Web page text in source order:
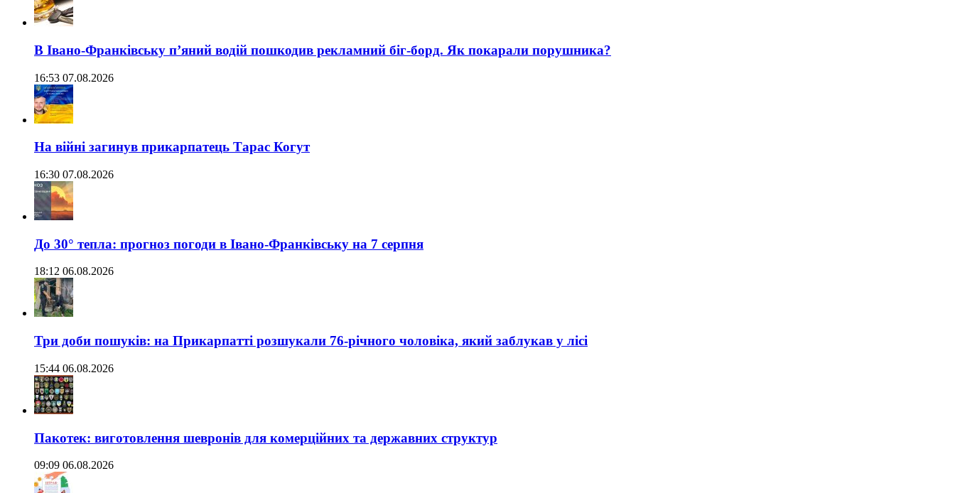
В Івано-Франківську п’яний водій пошкодив рекламний біг-борд. Як покарали порушника?
16:53 07.08.2026
На війні загинув прикарпатець Тарас Когут
16:30 07.08.2026
До 30° тепла: прогноз погоди в Івано-Франківську на 7 серпня
18:12 06.08.2026
Три доби пошуків: на Прикарпатті розшукали 76-річного чоловіка, який заблукав у лісі
15:44 06.08.2026
Пакотек: виготовлення шевронів для комерційних та державних структур
09:09 06.08.2026